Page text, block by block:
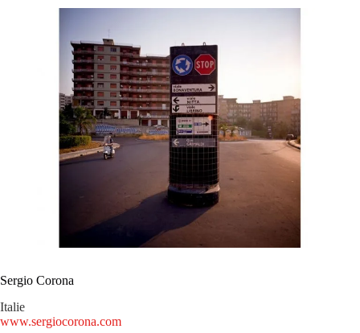
Sergio Corona
Italie
www.sergiocorona.com